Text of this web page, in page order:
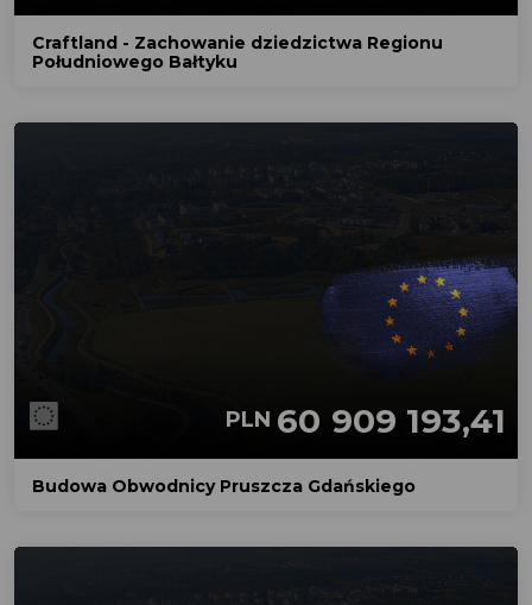
Craftland - Zachowanie dziedzictwa Regionu
Południowego Bałtyku
PLN 60 909 193,41
Budowa Obwodnicy Pruszcza Gdańskiego